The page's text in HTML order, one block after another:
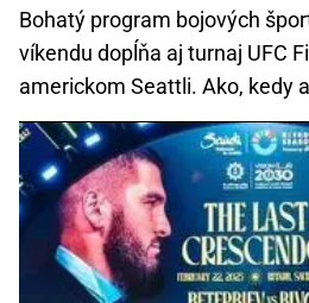
Bohatý program bojových
víkendu dopĺňa aj turnaj UFC
americkom Seattli. Ako, kedy